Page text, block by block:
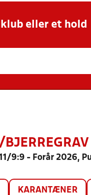
klub eller et hold
9:9 - Forår 2026,
KARANTÆNER